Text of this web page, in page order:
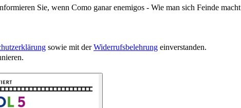
Sie, wenn Como ganar enemigos - Wie man sich Feinde
sowie mit derWiderrufsbelehrung einverstanden.